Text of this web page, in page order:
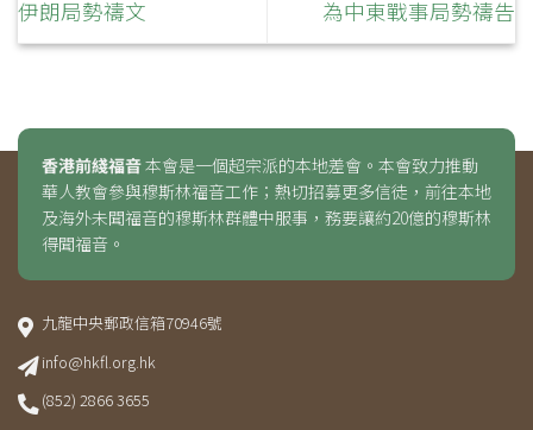
伊朗局勢禱文 為中東戰事局勢禱告
香港前綫福音本會是一個超宗派的本地差會。本會致力推動
華人教會參與穆斯林福音工作；熱切招募更多信徒，前往本地
及海外未聞福音的穆斯林群體中服事，務要讓約20億的穆斯林
得聞福音。
九龍中央郵政信箱70946號
info@hkfl.org.hk
(852) 2866 3655